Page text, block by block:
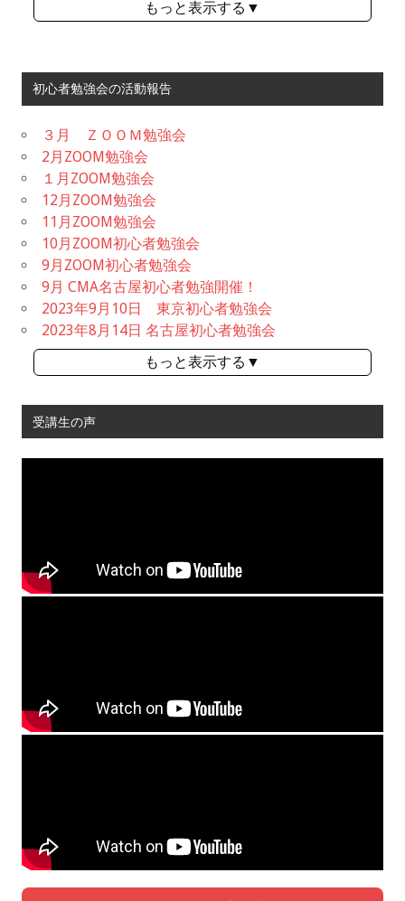
もっと表示する▼
初心者勉強会の活動報告
３月 ＺＯＯＭ勉強会
2月ZOOM勉強会
１月ZOOM勉強会
12月ZOOM勉強会
11月ZOOM勉強会
10月ZOOM初心者勉強会
9月ZOOM初心者勉強会
9月 CMA名古屋初心者勉強開催！
2023年9月10日 東京初心者勉強会
2023年8月14日 名古屋初心者勉強会
もっと表示する▼
受講生の声